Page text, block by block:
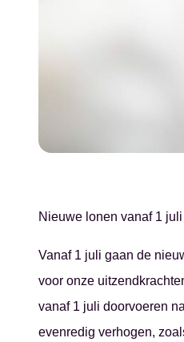
Nieuwe lonen vanaf 1 juli
Vanaf 1 juli gaan de
voor onze
vanaf 1 juli doorvoeren
evenredig verhogen,